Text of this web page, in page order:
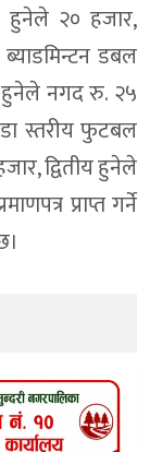
हुनेले २० हजार,
डबल
हुनेले नगद रु. २५
स्तरीय फुटबल
द्वितीय हुनेले
प्राप्त गर्ने